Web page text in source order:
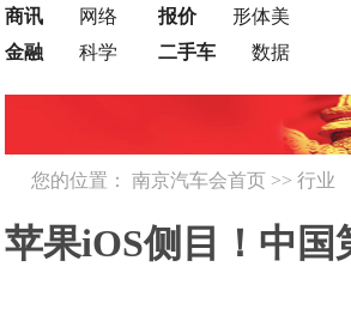
商讯
网络
金融
科学
报价
形体美
二手车
数据
您的位置：南京汽车会首页 >>行业
苹果iOS侧目！中国